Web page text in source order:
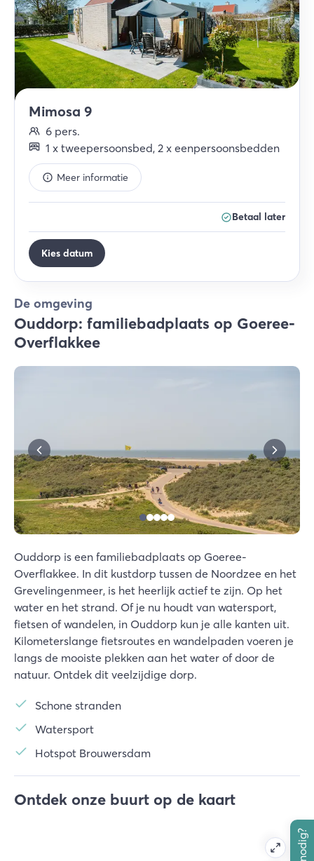
Mimosa 9
6 pers.
1 x tweepersoonsbed, 2 x eenpersoonsbedden
Meer informatie
Betaal later
Kies datum
De omgeving
Ouddorp: familiebadplaats op Goeree-
Overflakkee
Ouddorp is een familiebadplaats op Goeree-
Overflakkee. In dit kustdorp tussen de Noordzee en het
Grevelingenmeer, is het heerlijk actief te zijn. Op het
water en het strand. Of je nu houdt van watersport,
fietsen of wandelen, in Ouddorp kun je alle kanten uit.
Kilometerslange fietsroutes en wandelpaden voeren je
langs de mooiste plekken aan het water of door de
natuur. Ontdek dit veelzijdige dorp.
Schone stranden
Watersport
Hotspot Brouwersdam
Ontdek onze buurt op de kaart